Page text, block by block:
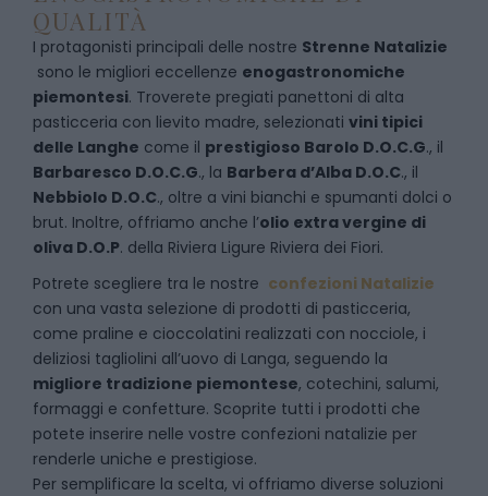
QUALITÀ
I protagonisti principali delle nostre Strenne Natalizie
sono le migliori eccellenze enogastronomiche
piemontesi. Troverete pregiati panettoni di alta
pasticceria con lievito madre, selezionati vini tipici
delle Langhe come il prestigioso Barolo D.O.C.G., il
Barbaresco D.O.C.G., la Barbera d’Alba D.O.C., il
Nebbiolo D.O.C., oltre a vini bianchi e spumanti dolci o
brut. Inoltre, offriamo anche l’olio extra vergine di
oliva D.O.P. della Riviera Ligure Riviera dei Fiori.
Potrete scegliere tra le nostre confezioni Natalizie
con una vasta selezione di prodotti di pasticceria,
come praline e cioccolatini realizzati con nocciole, i
deliziosi tagliolini all’uovo di Langa, seguendo la
migliore tradizione piemontese, cotechini, salumi,
formaggi e confetture. Scoprite tutti i prodotti che
potete inserire nelle vostre confezioni natalizie per
renderle uniche e prestigiose.
Per semplificare la scelta, vi offriamo diverse soluzioni